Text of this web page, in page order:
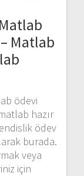
Matlab
ödevi
hazır
ödev
burada.
veya
için